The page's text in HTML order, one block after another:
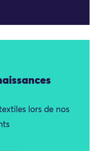
lors de nos